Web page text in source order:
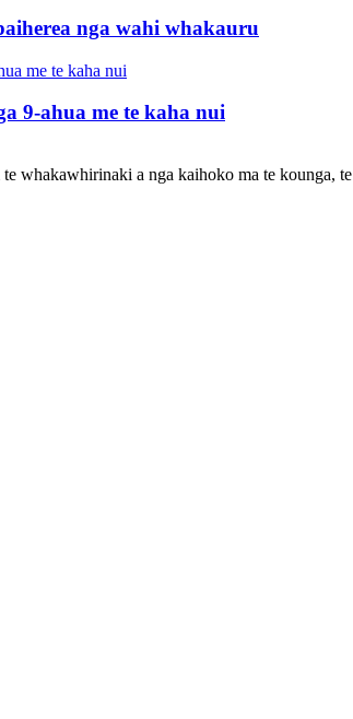
nga wahi whakauru
9-ahua me te kaha nui
whakawhirinaki a nga kaihoko ma te kounga,